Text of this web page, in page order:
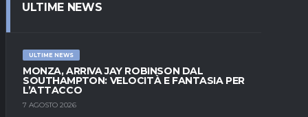
ULTIME NEWS
ULTIME NEWS
MONZA, ARRIVA JAY ROBINSON DAL
SOUTHAMPTON: VELOCITÀ E FANTASIA PER
L’ATTACCO
7 AGOSTO 2026